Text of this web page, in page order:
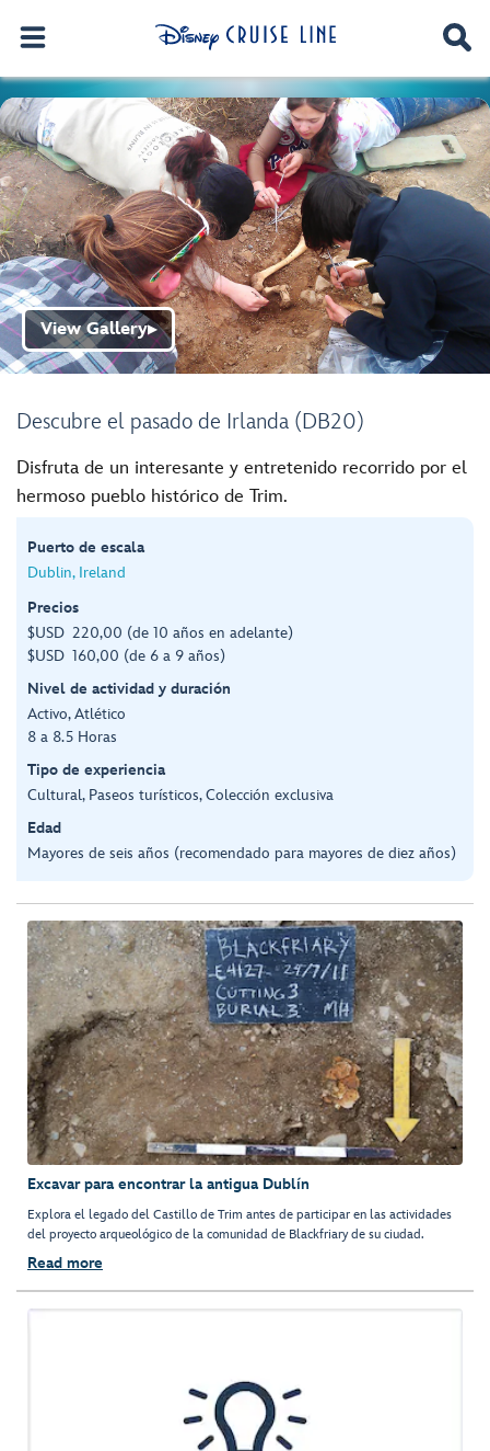
Descubre el pasado de Irlanda (DB20)
View Gallery▶
Disfruta de un interesante y entretenido recorrido por el
hermoso pueblo histórico de Trim.
Puerto de escala
Dublin, Ireland
Precios
$USD 220,00 (de 10 años en adelante)
$USD 160,00 (de 6 a 9 años)
Nivel de actividad y duración
Activo, Atlético
8 a 8.5 Horas
Tipo de experiencia
Cultural, Paseos turísticos, Colección exclusiva
Edad
Mayores de seis años (recomendado para mayores de diez años)
Excavar para encontrar la antigua Dublín
Explora el legado del Castillo de Trim antes de participar en las actividades
del proyecto arqueológico de la comunidad de Blackfriary de su ciudad.
Read more